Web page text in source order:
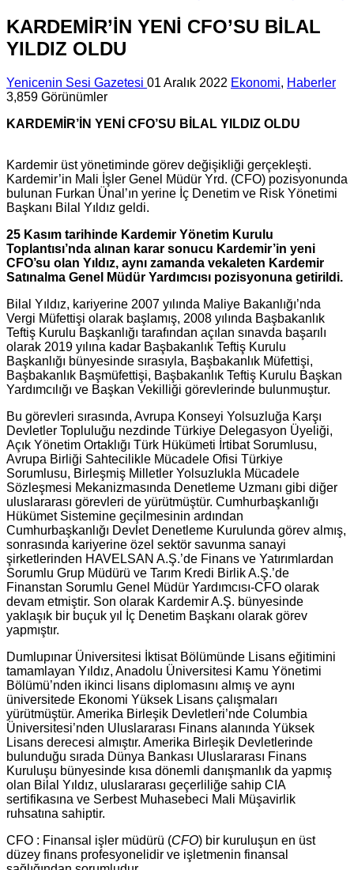
KARDEMİR’İN YENİ CFO’SU BİLAL
YILDIZ OLDU
Yenicenin Sesi Gazetesi 01 Aralık 2022 Ekonomi, Haberler
3,859 Görünümler
KARDEMİR’İN YENİ CFO’SU BİLAL YILDIZ OLDU
Kardemir üst yönetiminde görev değişikliği gerçekleşti.
Kardemir’in Mali İşler Genel Müdür Yrd. (CFO) pozisyonunda
bulunan Furkan Ünal’ın yerine İç Denetim ve Risk Yönetimi
Başkanı Bilal Yıldız geldi.
25 Kasım tarihinde Kardemir Yönetim Kurulu
Toplantısı’nda alınan karar sonucu Kardemir’in yeni
CFO’su olan Yıldız, aynı zamanda vekaleten Kardemir
Satınalma Genel Müdür Yardımcısı pozisyonuna getirildi.
Bilal Yıldız, kariyerine 2007 yılında Maliye Bakanlığı’nda
Vergi Müfettişi olarak başlamış, 2008 yılında Başbakanlık
Teftiş Kurulu Başkanlığı tarafından açılan sınavda başarılı
olarak 2019 yılına kadar Başbakanlık Teftiş Kurulu
Başkanlığı bünyesinde sırasıyla, Başbakanlık Müfettişi,
Başbakanlık Başmüfettişi, Başbakanlık Teftiş Kurulu Başkan
Yardımcılığı ve Başkan Vekilliği görevlerinde bulunmuştur.
Bu görevleri sırasında, Avrupa Konseyi Yolsuzluğa Karşı
Devletler Topluluğu nezdinde Türkiye Delegasyon Üyeliği,
Açık Yönetim Ortaklığı Türk Hükümeti İrtibat Sorumlusu,
Avrupa Birliği Sahtecilikle Mücadele Ofisi Türkiye
Sorumlusu, Birleşmiş Milletler Yolsuzlukla Mücadele
Sözleşmesi Mekanizmasında Denetleme Uzmanı gibi diğer
uluslararası görevleri de yürütmüştür. Cumhurbaşkanlığı
Hükümet Sistemine geçilmesinin ardından
Cumhurbaşkanlığı Devlet Denetleme Kurulunda görev almış,
sonrasında kariyerine özel sektör savunma sanayi
şirketlerinden HAVELSAN A.Ş.’de Finans ve Yatırımlardan
Sorumlu Grup Müdürü ve Tarım Kredi Birlik A.Ş.’de
Finanstan Sorumlu Genel Müdür Yardımcısı-CFO olarak
devam etmiştir. Son olarak Kardemir A.Ş. bünyesinde
yaklaşık bir buçuk yıl İç Denetim Başkanı olarak görev
yapmıştır.
Dumlupınar Üniversitesi İktisat Bölümünde Lisans eğitimini
tamamlayan Yıldız, Anadolu Üniversitesi Kamu Yönetimi
Bölümü’nden ikinci lisans diplomasını almış ve aynı
üniversitede Ekonomi Yüksek Lisans çalışmaları
yürütmüştür. Amerika Birleşik Devletleri’nde Columbia
Üniversitesi’nden Uluslararası Finans alanında Yüksek
Lisans derecesi almıştır. Amerika Birleşik Devletlerinde
bulunduğu sırada Dünya Bankası Uluslararası Finans
Kuruluşu bünyesinde kısa dönemli danışmanlık da yapmış
olan Bilal Yıldız, uluslararası geçerliliğe sahip CIA
sertifikasına ve Serbest Muhasebeci Mali Müşavirlik
ruhsatına sahiptir.
CFO : Finansal işler müdürü (CFO) bir kuruluşun en üst
düzey finans profesyonelidir ve işletmenin finansal